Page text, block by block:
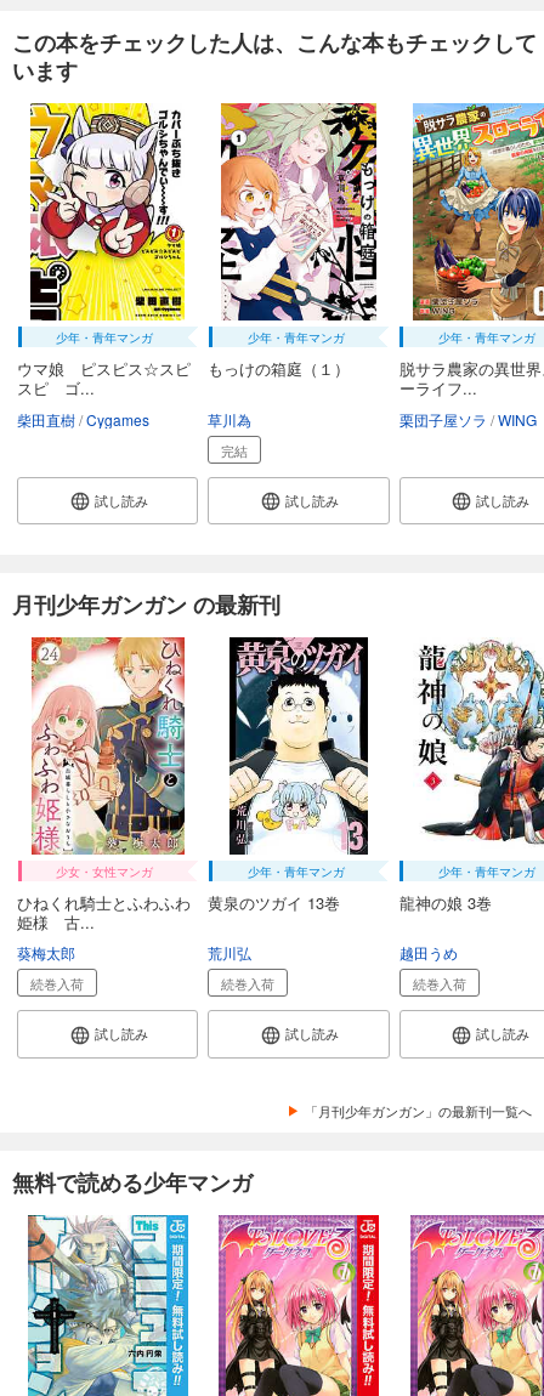
この本をチェックした人は、こんな本もチェックして
います
少年・青年マンガ
ウマ娘 ピスピス☆スピ
スピ ゴ...
柴田直樹 Cygames
試し読み
少年・青年マンガ
もっけの箱庭（１）
草川為
完結
試し読み
少年・青年マンガ
脱サラ農家の異世
ーライフ...
栗団子屋ソラ WING
試し読み
月刊少年ガンガン の最新刊
少女・女性マンガ
ひねくれ騎士とふわふわ
姫様 古...
葵梅太郎
続巻入荷
試し読み
少年・青年マンガ
黄泉のツガイ 13巻
荒川弘
続巻入荷
試し読み
少年・青年マンガ
龍神の娘 3巻
越田うめ
続巻入荷
試し読み
「月刊少年ガンガン」の最新刊一覧へ
無料で読める少年マンガ